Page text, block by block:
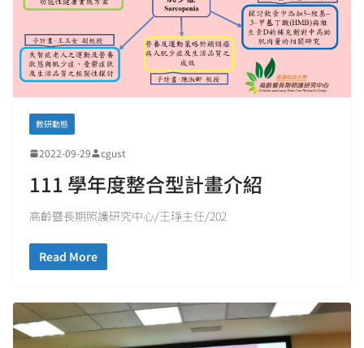
教研動態
2022-09-29 cgust
111 學年度整合型計畫介紹
高齡暨長期照護研究中心/王琤主任/202
Read More